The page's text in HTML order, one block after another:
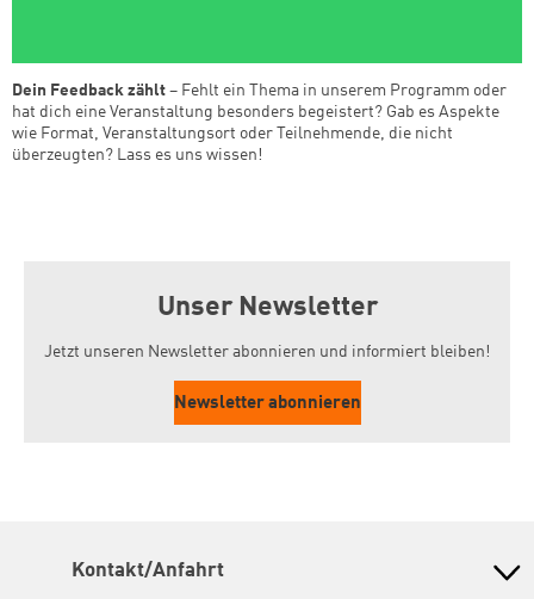
Dein Feedback zählt – Fehlt ein Thema in unserem Programm oder
hat dich eine Veranstaltung besonders begeistert? Gab es Aspekte
wie Format, Veranstaltungsort oder Teilnehmende, die nicht
überzeugten? Lass es uns wissen!
Unser Newsletter
Jetzt unseren Newsletter abonnieren und informiert bleiben!
Newsletter abonnieren
Kontakt/Anfahrt